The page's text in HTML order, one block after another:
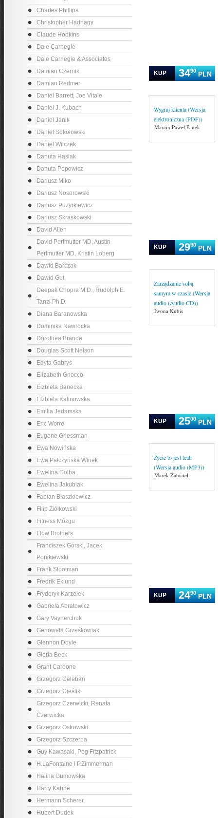
Charles Phillips
Christopher Hadnagy
Claude Hopkins
Dale Carnegie
Dale Carnegie & Associates
Damian Czernik
Damian Redmer
Daniel Barrett, Joe Vitale
Daniel J. Kubach
Daniel Janik
Daniel Sokołowski
Daniel Wilczek
Danuta Hasiak
Danuta Popowicz
Dariusz Miko
Dariusz Nosorowski
Dariusz Puzyrkiewicz
Dariusz Skraskowski
David Allen
David Perlmutter MD, Austin
Perlmutter MD, Kristin Loberg
Dawid Barczak
Dawid Gut
Deepak Chopra M.D., Rudolph E.
Tanzi Ph.D.
Diana Baranowska
Dominika Nawrocka
Dorothea Brande
Douglas Scott Nelson
Edyta Gabryś
Elizabeth Gnocco
Elżbieta Banecka
Elżbieta Kalinowska
Emilia Jedamska
Eric Worre
Eugene Griessman
Ewa Nowińska
Ewa Pałczyńska Winek
Ewelina Golba
Ewelina Jakubiak
Fabian Błaszkiewicz
Filip Ziółkowski
Fitness Mózgu
Flow Brothers
Franciszek Górski, Jacek
Ponikiewski
Frank Slootman
Fredrik Eklund
Fryderyk Karzełek
Gabriela Abratowicz
Gary Vaynerchuk
Genowefa Grześkowiak
Glennon Doyle
Gloria Beck
Grant Cardone
Grzegorz Celeban
Grzegorz Cieślik
Grzegorz Czerwicki, Renata
Czerwicka
Grzegorz Ostrowski
Grzegorz Szczerba
Guy Kawasaki, Peg Fitzpatrick
H.LaFontaine i P.Zimmerman
Halina Gumowska
Harry Kahne
Hermann Scherer
Hubert Dudek
KUP 3490PLN
Wygraj klienta (Wersja
elektroniczna (PDF))
Marcin Paweł Panek
KUP 2990PLN
Zarządzanie sobą
samym w czasie (Wersja
audio (Audio CD))
Iwona Kubis
KUP 2500PLN
Życie to jest teatr
(Wersja audio (MP3))
Marek Zabiciel
KUP 2490PLN